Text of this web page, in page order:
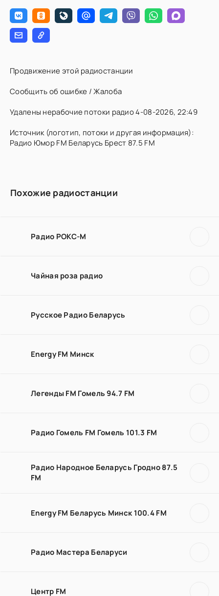
Продвижение этой радиостанции
Сообщить об ошибке / Жалоба
Удалены нерабочие потоки радио 4-08-2026, 22:49
Источник (логотип, потоки и другая информация):
Радио Юмор FM Беларусь Брест 87.5 FM
Похожие радиостанции
Радио РОКС-М
Чайная роза радио
Русское Радио Беларусь
Energy FM Минск
Легенды FM Гомель 94.7 FM
Радио Гомель FM Гомель 101.3 FM
Радио Народное Беларусь Гродно 87.5
FM
Energy FM Беларусь Минск 100.4 FM
Радио Мастера Беларуси
Центр FM